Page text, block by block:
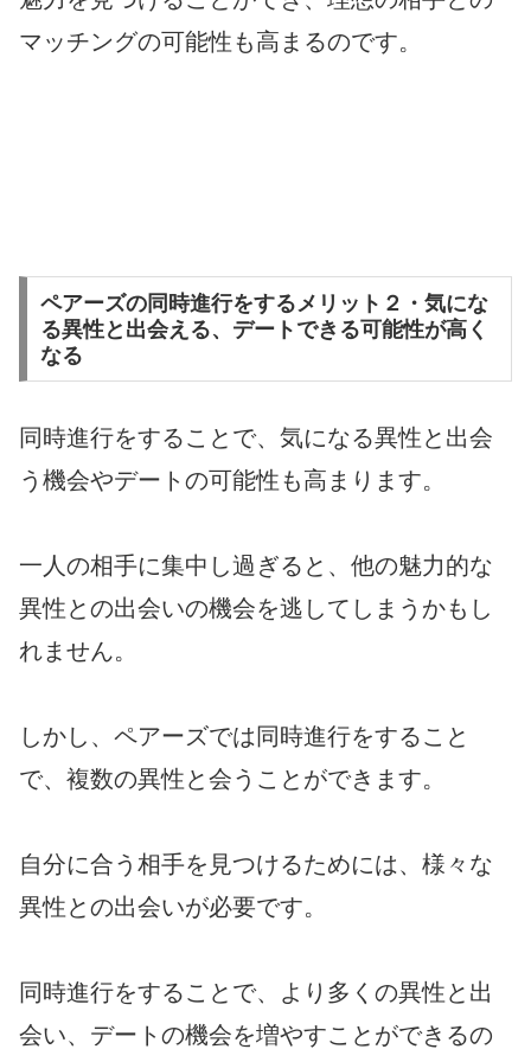
マッチングの可能性も高まるのです。
ペアーズの同時進行をするメリット２・気にな
る異性と出会える、デートできる可能性が高く
なる
同時進行をすることで、気になる異性と出会
う機会やデートの可能性も高まります。
一人の相手に集中し過ぎると、他の魅力的な
異性との出会いの機会を逃してしまうかもし
れません。
しかし、ペアーズでは同時進行をすること
で、複数の異性と会うことができます。
自分に合う相手を見つけるためには、様々な
異性との出会いが必要です。
同時進行をすることで、より多くの異性と出
会い、デートの機会を増やすことができるの